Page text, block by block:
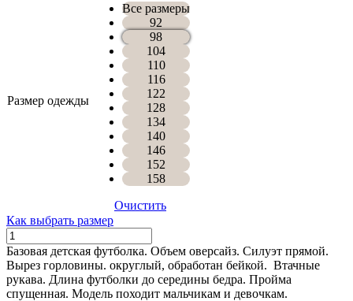
Размер одежды
Все размеры
92
98
104
110
116
122
128
134
140
146
152
158
Очистить
Как выбрать размер
Количество
ФУТБОЛКА
КИМ
Базовая детская футболка. Объем оверсайз. Силуэт прямой.
Вырез горловины. округлый, обработан бейкой. Втачные
рукава. Длина футболки до середины бедра. Пройма
спущенная. Модель походит мальчикам и девочкам.